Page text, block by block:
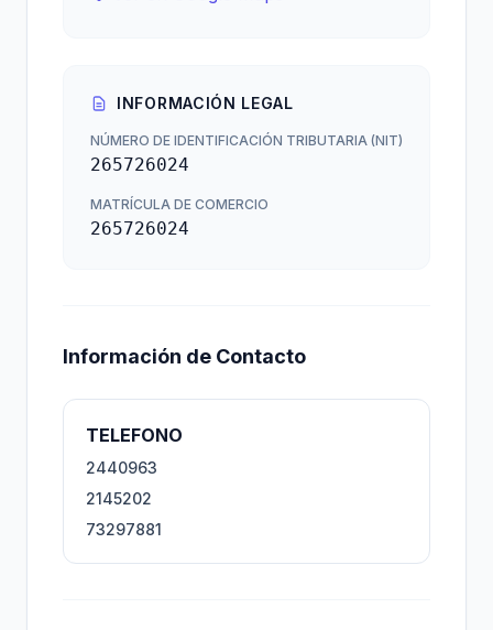
INFORMACIÓN LEGAL
NÚMERO DE IDENTIFICACIÓN TRIBUTARIA (NIT)
265726024
MATRÍCULA DE COMERCIO
265726024
Información de Contacto
TELEFONO
2440963
2145202
73297881